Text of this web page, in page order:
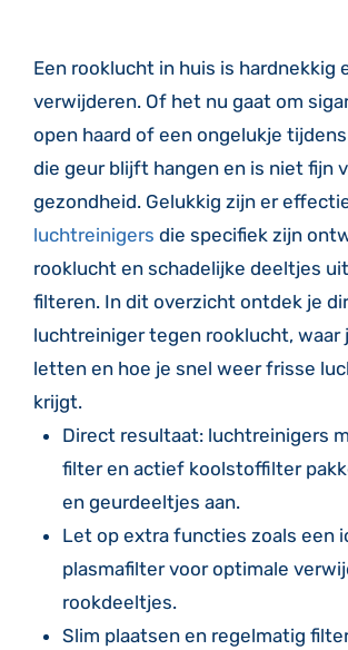
Een rooklucht in huis is hardnekkig
verwijderen. Of het nu gaat om
open haard of een ongelukje
die geur blijft hangen en is niet fijn
gezondheid. Gelukkig zijn er
luchtreinigers die specifiek zijn
rooklucht en schadelijke deeltjes
filteren. In dit overzicht ontdek je
luchtreiniger tegen rooklucht, waar
letten en hoe je snel weer frisse
krijgt.
Direct resultaat: luchtreinigers
filter en actief koolstoffilter
en geurdeeltjes aan.
Let op extra functies zoals een
plasmafilter voor optimale
rookdeeltjes.
Slim plaatsen en regelmatig